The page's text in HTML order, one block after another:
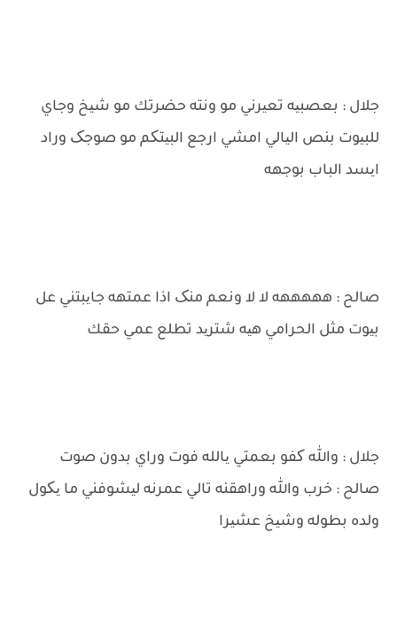
جلال : بعصبیه تعیرني مو ونته حضرتك مو شیخ وجاي
للبیوت بنص الیالي امشي ارجع البیتکم مو صوجک وراد
ایسد الباب بوجهه
صالح : هههههه لا لا ونعم منک اذا عمتهه جایبتني عل
بیوت مثل الحرامي هیه شترید تطلع عمي حقك
جلال : والله کفو بعمتي یالله فوت وراي بدون صوت
صالح : خرب والله وراهقنه تالي عمرنه لیشوفني ما یکول
ولده بطوله وشیخ عشیرا